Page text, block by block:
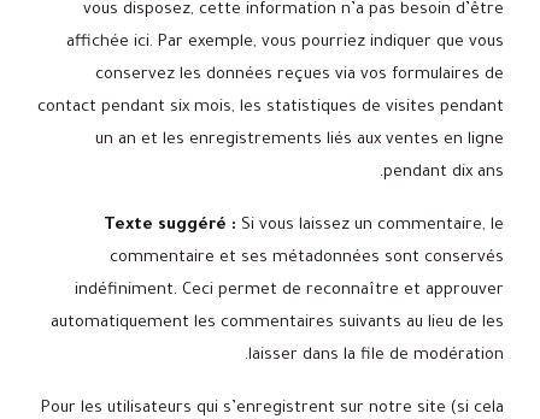
vous disposez, cette information n’a pas besoin d’être
affichée ici. Par exemple, vous pourriez indiquer que vous
conservez les données reçues via vos formulaires de
contact pendant six mois, les statistiques de visites pendant
un an et les enregistrements liés aux ventes en ligne
pendant dix ans.
Texte suggéré : Si vous laissez un commentaire, le
commentaire et ses métadonnées sont conservés
indéfiniment. Ceci permet de reconnaître et approuver
automatiquement les commentaires suivants au lieu de les
laisser dans la file de modération.
Pour les utilisateurs qui s’enregistrent sur notre site (si cela